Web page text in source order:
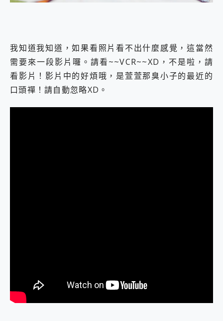
我知道我知道，如果看照片看不出什麼感覺，這當然
需要來一段影片囉。請看~~VCR~~XD，不是啦，請
看影片！影片中的好煩哦，是萱萱那臭小子的最近的
口頭禪！請自動忽略XD。